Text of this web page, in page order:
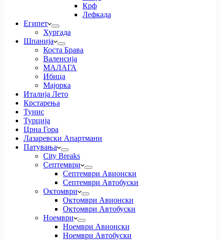
Крф
Лефкада
Египет
Хургада
Шпанија
Коста Брава
Валенсија
МАЛАГА
Ибица
Мајорка
Италија Лето
Крстарења
Тунис
Турција
Црна Гора
Лазаревски Апартмани
Патувања
City Breaks
Септември
Септември Авионски
Септември Автобуски
Октомври
Октомври Авионски
Октомври Автобуски
Ноември
Ноември Авионски
Ноември Автобуски